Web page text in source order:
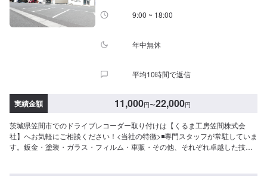
9:00 ~ 18:00
年中無休
平均10時間で返信
実績金額 11,000円〜22,000円
茨城県笠間市でのドライブレコーダー取り付けは【くるま工房笠間株式会
社】へお気軽にご相談ください！<当社の特徴>◾専門スタッフが常駐していま
す。鈑金・塗装・ガラス・フィルム・車販・その他、それぞれ卓越した技術
お車を乗っている間は保証します。◾土・日・祝も営業してるのでお客様がお